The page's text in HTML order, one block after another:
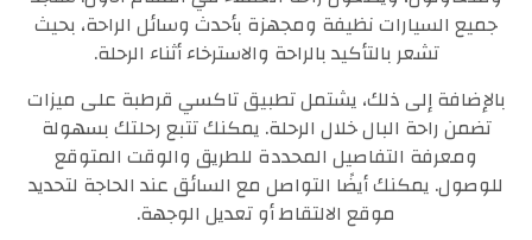
جميع السيارات نظيفة ومجهزة بأحدث وسائل الراحة، بحيث
تشعر بالتأكيد بالراحة والاسترخاء أثناء الرحلة.
بالإضافة إلى ذلك، يشتمل تطبيق تاكسي قرطبة على ميزات
تضمن راحة البال خلال الرحلة. يمكنك تتبع رحلتك بسهولة
ومعرفة التفاصيل المحددة للطريق والوقت المتوقع
للوصول. يمكنك أيضًا التواصل مع السائق عند الحاجة لتحديد
موقع الالتقاط أو تعديل الوجهة.